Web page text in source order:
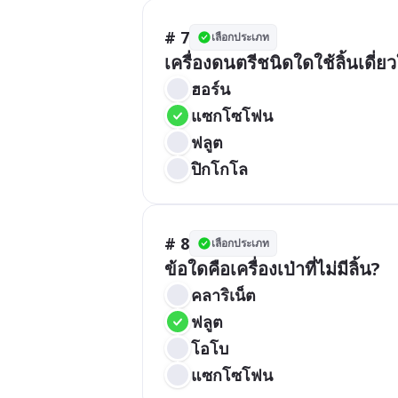
# 7 เลือกประเภท
เครื่องดนตรีชนิดใดใช้ลิ้นเดี่ยว
ฮอร์น
แซกโซโฟน
ฟลูต
ปิกโกโล
# 8 เลือกประเภท
ข้อใดคือเครื่องเป่าที่ไม่มีลิ้น?
คลาริเน็ต
ฟลูต
โอโบ
แซกโซโฟน